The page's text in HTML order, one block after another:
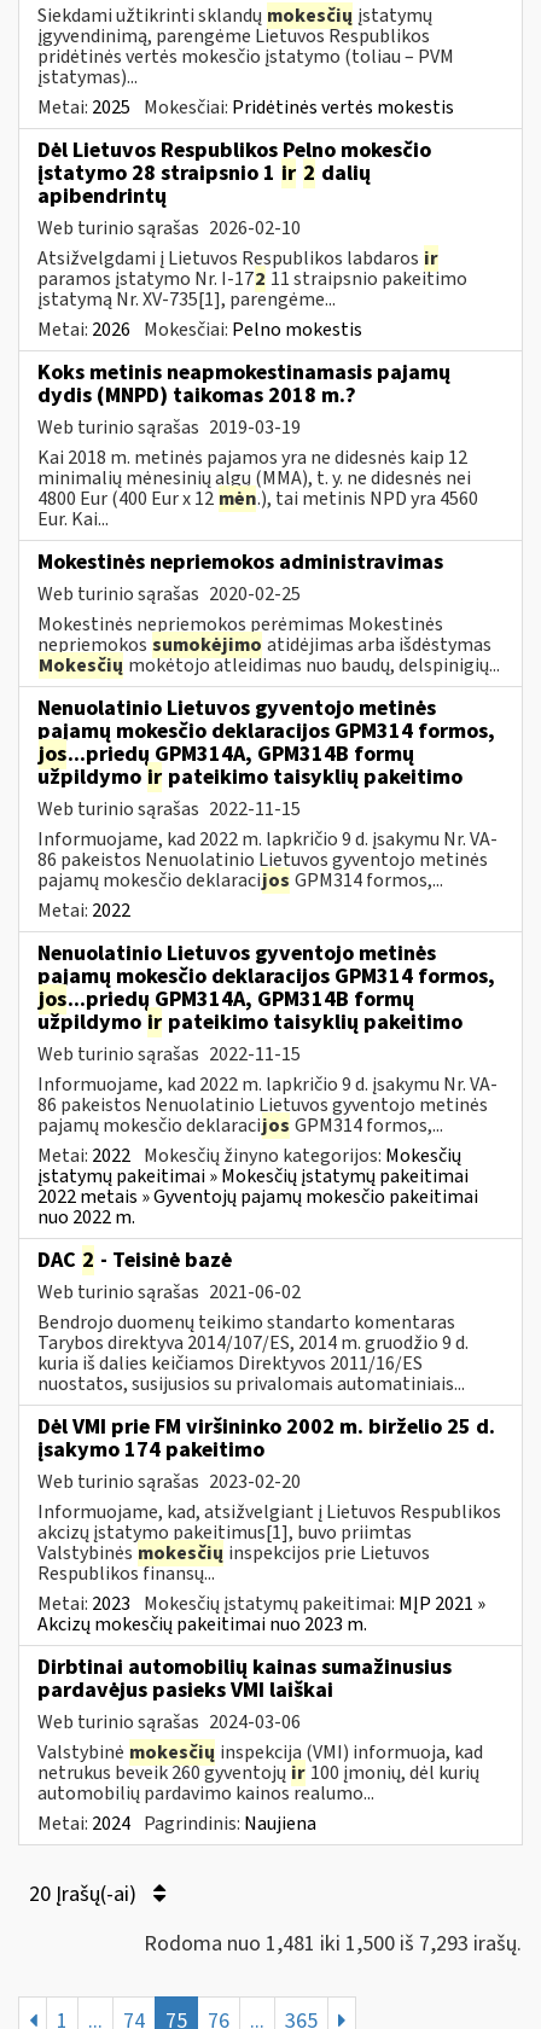
Siekdami užtikrinti sklandų mokesčių įstatymų
įgyvendinimą, parengėme Lietuvos Respublikos
pridėtinės vertės mokesčio įstatymo (toliau – PVM
įstatymas)...
Metai: 2025 Mokesčiai: Pridėtinės vertės mokestis
Dėl Lietuvos Respublikos Pelno mokesčio
įstatymo 28 straipsnio 1 ir 2 dalių
apibendrintų
Web turinio sąrašas 2026-02-10
Atsižvelgdami į Lietuvos Respublikos labdaros ir
paramos įstatymo Nr. I-172 11 straipsnio pakeitimo
įstatymą Nr. XV-735[1], parengėme...
Metai: 2026 Mokesčiai: Pelno mokestis
Koks metinis neapmokestinamasis pajamų
dydis (MNPD) taikomas 2018 m.?
Web turinio sąrašas 2019-03-19
Kai 2018 m. metinės pajamos yra ne didesnės kaip 12
minimalių mėnesinių algų (MMA), t. y. ne didesnės nei
4800 Eur (400 Eur x 12 mėn.), tai metinis NPD yra 4560
Eur. Kai...
Mokestinės nepriemokos administravimas
Web turinio sąrašas 2020-02-25
Mokestinės nepriemokos perėmimas Mokestinės
nepriemokos sumokėjimo atidėjimas arba išdėstymas
Mokesčių mokėtojo atleidimas nuo baudų, delspinigių...
Nenuolatinio Lietuvos gyventojo metinės
pajamų mokesčio deklaracijos GPM314 formos,
jos...priedų GPM314A, GPM314B formų
užpildymo ir pateikimo taisyklių pakeitimo
Web turinio sąrašas 2022-11-15
Informuojame, kad 2022 m. lapkričio 9 d. įsakymu Nr. VA-
86 pakeistos Nenuolatinio Lietuvos gyventojo metinės
pajamų mokesčio deklaracijos GPM314 formos,...
Metai: 2022
Nenuolatinio Lietuvos gyventojo metinės
pajamų mokesčio deklaracijos GPM314 formos,
jos...priedų GPM314A, GPM314B formų
užpildymo ir pateikimo taisyklių pakeitimo
Web turinio sąrašas 2022-11-15
Informuojame, kad 2022 m. lapkričio 9 d. įsakymu Nr. VA-
86 pakeistos Nenuolatinio Lietuvos gyventojo metinės
pajamų mokesčio deklaracijos GPM314 formos,...
Metai: 2022 Mokesčių žinyno kategorijos: Mokesčių
įstatymų pakeitimai » Mokesčių įstatymų pakeitimai
2022 metais » Gyventojų pajamų mokesčio pakeitimai
nuo 2022 m.
DAC 2 - Teisinė bazė
Web turinio sąrašas 2021-06-02
Bendrojo duomenų teikimo standarto komentaras
Tarybos direktyva 2014/107/ES, 2014 m. gruodžio 9 d.
kuria iš dalies keičiamos Direktyvos 2011/16/ES
nuostatos, susijusios su privalomais automatiniais...
Dėl VMI prie FM viršininko 2002 m. birželio 25 d.
įsakymo 174 pakeitimo
Web turinio sąrašas 2023-02-20
Informuojame, kad, atsižvelgiant į Lietuvos Respublikos
akcizų įstatymo pakeitimus[1], buvo priimtas
Valstybinės mokesčių inspekcijos prie Lietuvos
Respublikos finansų...
Metai: 2023 Mokesčių įstatymų pakeitimai: MĮP 2021 »
Akcizų mokesčių pakeitimai nuo 2023 m.
Dirbtinai automobilių kainas sumažinusius
pardavėjus pasieks VMI laiškai
Web turinio sąrašas 2024-03-06
Valstybinė mokesčių inspekcija (VMI) informuoja, kad
netrukus beveik 260 gyventojų ir 100 įmonių, dėl kurių
automobilių pardavimo kainos realumo...
Metai: 2024 Pagrindinis: Naujiena
20 Įrašų(-ai)
Rodoma nuo 1,481 iki 1,500 iš 7,293 irašų.
1 ... 74 75 76 ... 365